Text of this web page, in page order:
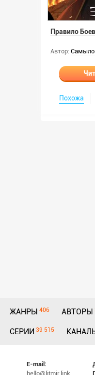
Правило
Автор:
Похожа
ЖАНРЫ 406 АВТОРЫ
СЕРИИ 39 515
E-mail:
hello@litmir.link